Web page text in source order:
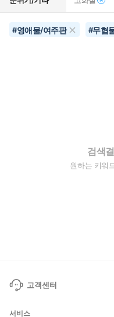
#영애물/여주판 #무협
검색
원하는 키워
고객센터
서비스